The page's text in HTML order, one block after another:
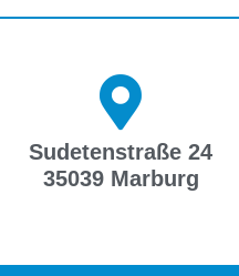
Sudetenstraße 24
35039 Marburg